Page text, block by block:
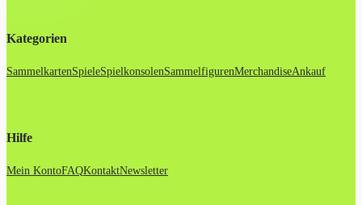
Kategorien
SammelkartenSpieleSpielkonsolenSammelfigurenMerchandiseAnkauf
Hilfe
Mein KontoFAQKontaktNewsletter